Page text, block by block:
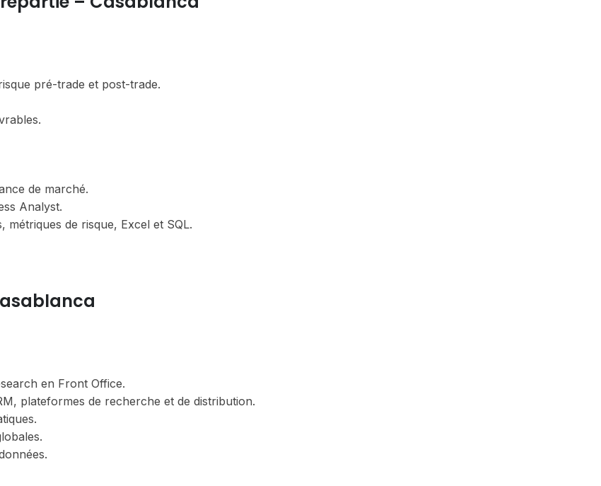
pré-trade et post-trade.
de marché.
Analyst.
de risque, Excel et SQL.
en Front Office.
plateformes de recherche et de distribution.